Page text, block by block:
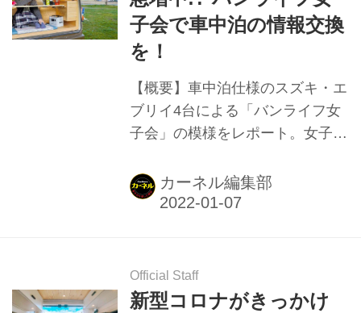
子会で車中泊の情報交換
を！
【概要】車中泊仕様のスズキ・エ
ブリイ4台による「バンライフ女
子会」の模様をレポート。女子大
信。 カーネル編集部
Official Staff
新型コロナがきっかけ